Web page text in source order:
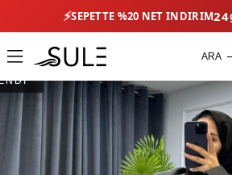
⚡SEPETTE %20 NET İNDIRIM24